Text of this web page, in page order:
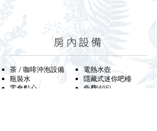
房內設備
電熱水壺
​隱藏式迷你吧檯
​免費WIFI
茶 / 咖啡沖泡設備
​瓶裝水
零食點心